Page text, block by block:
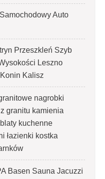
Auto
Przeszkleń Szyb
Leszno
Kalisz
nagrobki
granitu kamienia
kuchenne
łazienki kostka
Basen Sauna Jacuzzi